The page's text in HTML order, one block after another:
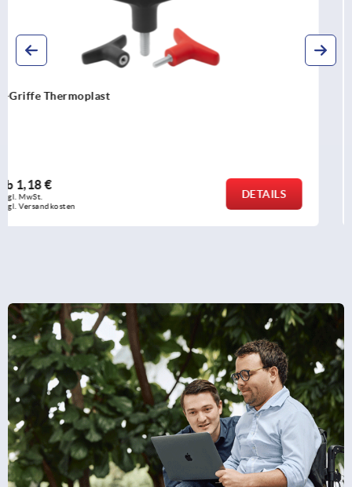
T-Griffe antistatisch
ab2,38 €
zzgl. MwSt.
zzgl. Versandkosten
DETAILS